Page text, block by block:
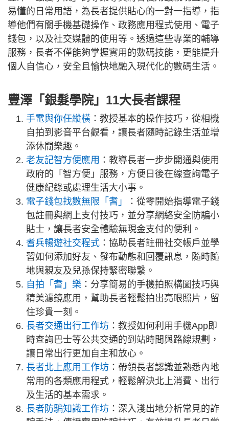
易懂的日常用語，為長者提供貼心的一對一指導，指
導他們有關手機基礎操作、政務應用程式使用、電子
錢包，以及社交媒體的使用等。透過這些專業的輔導
服務，長者不僅能夠掌握實用的數碼技能，更能提升
個人自信心，安全且愉快地融入現代化的數碼生活。
豐澤「銀髮學院」11大長者課程
手電與你任縱橫 ：教授基本的操作技巧，從相機
自拍到影音平台觀看，讓長者隨時記錄生活並增
添休閒樂趣。
老友記智方便應用 ：教導長者一步步開通與使用
政府的「智方便」服務，方便日後在線查詢電子
健康紀錄或處理生活大小事。
電子錢包找數無限「耆」
：從零開始指導電子錢
包註冊與網上支付技巧，並分享網絡安全防騙小
貼士，讓長者安全體驗無現金支付的便利。
耆兵暢遊社交程式 ：協助長者註冊社交帳戶並學
習如何添加好友、發布動態和回覆訊息，隨時隨
地與親友及兒孫保持緊密聯繫。
自拍「耆」樂 ：分享簡易的手機拍照構圖技巧與
精美濾鏡應用，幫助長者輕鬆拍出亮眼照片，留
住珍貴一刻。
長者交通出行工作坊 ：教授如何利用手機App即
時查詢巴士等公共交通的到站時間與路線規劃，
讓日常出行更加自主和放心。
長者北上應用工作坊 ：帶領長者認識並熟悉內地
常用的各類應用程式，輕鬆解決北上消費、出行
及生活的基本需求。
長者防騙知識工作坊 ：深入淺出地分析常見的詐